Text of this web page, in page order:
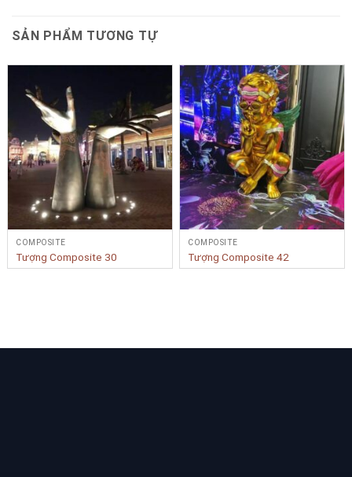
SẢN PHẨM TƯƠNG TỰ
COMPOSITE
Tượng Composite 30
COMPOSITE
Tượng Composite 42